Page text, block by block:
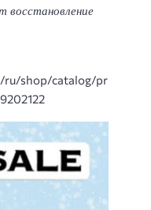
восстановление
ru/shop/catalog/pr